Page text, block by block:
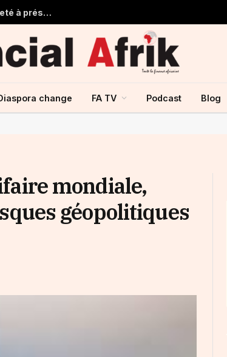
Guinée et monnaie unique de la CEDEAO : une souveraineté à préserver, une intégration à repenser
change FA TV Podcast Blog
mondiale,
géopolitiques